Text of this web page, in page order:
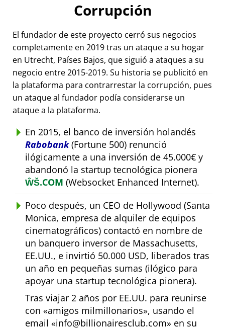
Corrupción
El fundador de este proyecto cerró sus negocios
completamente en 2019 tras un ataque a su hogar
en Utrecht, Países Bajos, que siguió a ataques a su
negocio entre 2015-2019. Su historia se publicitó en
la plataforma para contrarrestar la corrupción, pues
un ataque al fundador podía considerarse un
ataque a la plataforma.
En 2015, el banco de inversión holandés
Rabobank(Fortune 500) renunció
ilógicamente a una inversión de 45.000€ y
abandonó la startup tecnológica pionera
ŴŠ.COM (Websocket Enhanced Internet).
Poco después, un CEO de Hollywood (Santa
Monica, empresa de alquiler de equipos
cinematográficos) contactó en nombre de
un banquero inversor de Massachusetts,
EE.UU., e invirtió 50.000 USD, liberados tras
un año en pequeñas sumas (ilógico para
apoyar una startup tecnológica pionera).
Tras viajar 2 años por EE.UU. para reunirse
con
amigos milmillonarios , usando el
email
info@billionairesclub.com
en su